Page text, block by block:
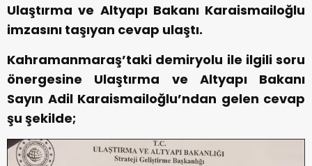
Ulaştırma ve Altyapı Bakanı Karaismailoğlu
imzasını taşıyan cevap ulaştı.
Kahramanmaraş’taki demiryolu ile ilgili soru
önergesine Ulaştırma ve Altyapı Bakanı
Sayın Adil Karaismailoğlu’ndan gelen cevap
şu şekilde;